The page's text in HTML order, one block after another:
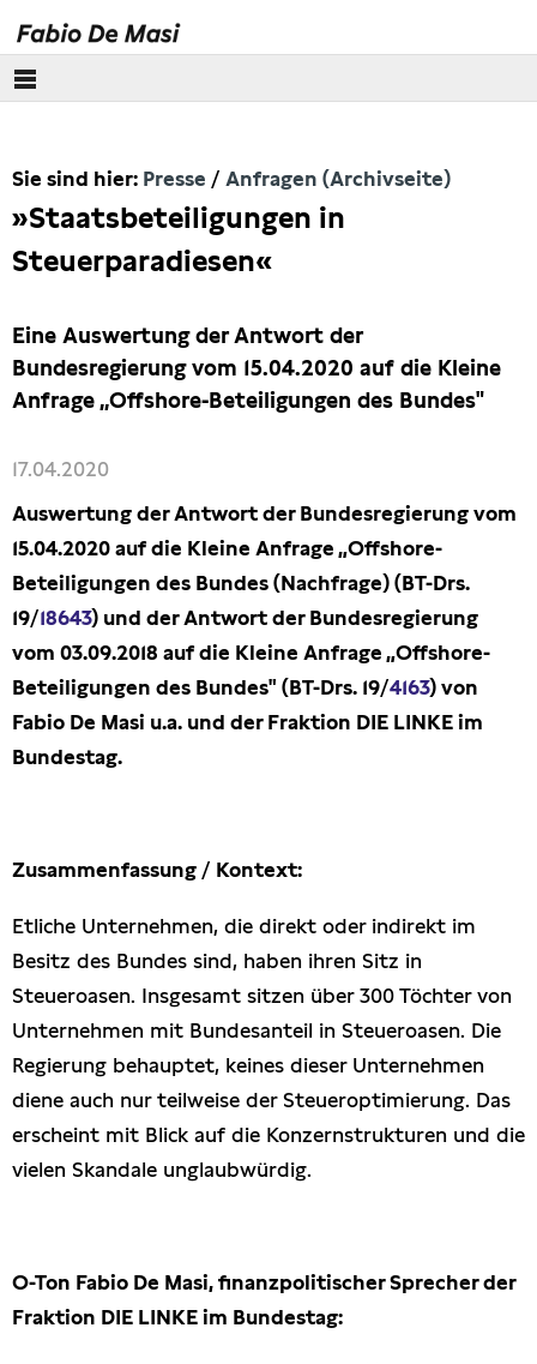
Europäisches Parlament
Themen
Pressebilder
Artikel
Publikationen
Anfragen (Archivseite)
Sie sind hier: Presse Anfragen (Archivseite)
»Staatsbeteiligungen in
Steuerparadiesen«
Eine Auswertung der Antwort der
Bundesregierung vom 15.04.2020 auf die Kleine
Anfrage „Offshore-Beteiligungen des Bundes"
17.04.2020
Auswertung der Antwort der Bundesregierung vom
15.04.2020 auf die Kleine Anfrage „Offshore-
Beteiligungen des Bundes (Nachfrage) (BT-Drs.
19/18643) und der Antwort der Bundesregierung
vom 03.09.2018 auf die Kleine Anfrage „Offshore-
Beteiligungen des Bundes" (BT-Drs. 19/4163) von
Fabio De Masi u.a. und der Fraktion DIE LINKE im
Bundestag.
Zusammenfassung / Kontext:
Etliche Unternehmen, die direkt oder indirekt im
Besitz des Bundes sind, haben ihren Sitz in
Steueroasen. Insgesamt sitzen über 300 Töchter von
Unternehmen mit Bundesanteil in Steueroasen. Die
Regierung behauptet, keines dieser Unternehmen
diene auch nur teilweise der Steueroptimierung. Das
erscheint mit Blick auf die Konzernstrukturen und die
vielen Skandale unglaubwürdig.
O-Ton Fabio De Masi, finanzpolitischer Sprecher der
Fraktion DIE LINKE im Bundestag: